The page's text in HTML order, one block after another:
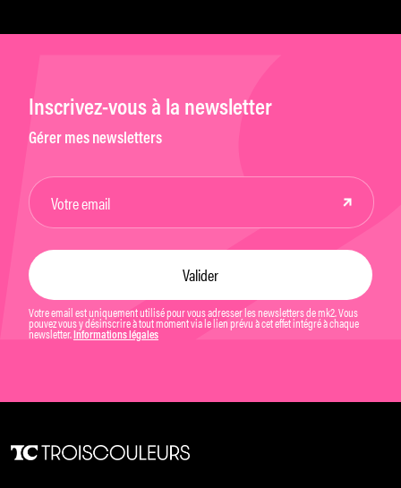
Inscrivez-vous à la newsletter
Gérer mes newsletters
Votre email est uniquement utilisé pour vous adresser les newsletters de mk2. Vous
pouvez vous y désinscrire à tout moment via le lien prévu à cet effet intégré à chaque
newsletter. Informations légales